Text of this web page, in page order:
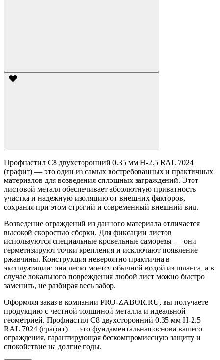
Профнастил С8 двухсторонний 0.35 мм H-2.5 RAL 7024
(графит) — это один из самых востребованных и практичных
материалов для возведения сплошных заграждений. Этот
листовой металл обеспечивает абсолютную приватность
участка и надежную изоляцию от внешних факторов,
сохраняя при этом строгий и современный внешний вид.
Возведение ограждений из данного материала отличается
высокой скоростью сборки. Для фиксации листов
используются специальные кровельные саморезы — они
герметизируют точки крепления и исключают появление
ржавчины. Конструкция невероятно практична в
эксплуатации: она легко моется обычной водой из шланга, а в
случае локального повреждения любой лист можно быстро
заменить, не разбирая весь забор.
Оформляя заказ в компании PRO-ZABOR.RU, вы получаете
продукцию с честной толщиной металла и идеальной
геометрией. Профнастил С8 двухсторонний 0.35 мм H-2.5
RAL 7024 (графит) — это фундаментальная основа вашего
ограждения, гарантирующая бескомпромиссную защиту и
спокойствие на долгие годы.